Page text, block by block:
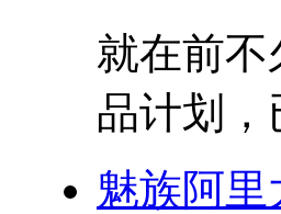
就在前
品计划，
魅族阿